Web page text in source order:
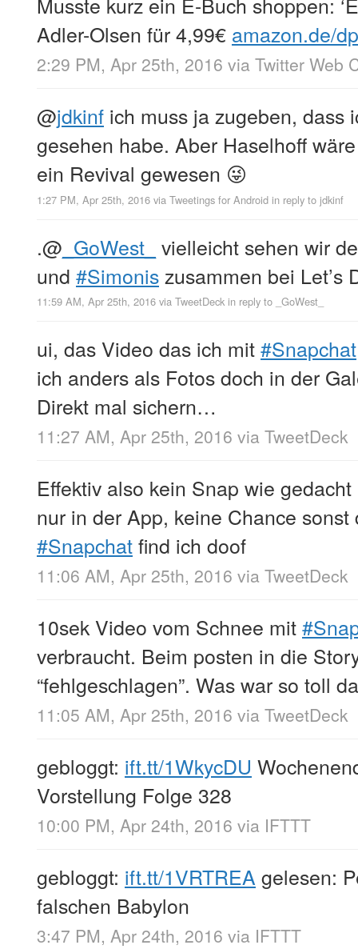
Adler-Olsen für 4,99€ amazon.de/
2:29 PM, Apr 25th, 2016 via Twitter Web
@jdkinf ich muss ja zugeben, dass
gesehen habe. Aber Haselhoff
ein Revival gewesen 😜
1:27 PM, Apr 25th, 2016 via Tweetings for Android in reply to jdkinf
.@ _GoWest_ vielleicht sehen wir
und #Simoniszusammen bei Let’s
11:59 AM, Apr 25th, 2016 via TweetDeck in reply to _GoWest_
ui, das Video das ich mit#Snapchat
ich anders als Fotos doch in der
Direkt mal sichern…
11:27 AM, Apr 25th, 2016 via TweetDeck
Effektiv also kein Snap wie
nur in der App, keine Chance
#Snapchatfind ich doof
11:06 AM, Apr 25th, 2016 via TweetDeck
10sek Video vom Schnee mit
verbraucht. Beim posten in die
“fehlgeschlagen”. Was war so toll
11:05 AM, Apr 25th, 2016 via TweetDeck
gebloggt: ift.tt/1WkycDU
Vorstellung Folge 328
10:00 PM, Apr 24th, 2016 via IFTTT
gebloggt: ift.tt/1VRTREA gelesen:
falschen Babylon
3:47 PM, Apr 24th, 2016 via IFTTT